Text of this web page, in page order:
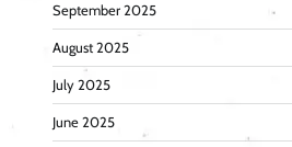
September 2025
August 2025
July 2025
June 2025